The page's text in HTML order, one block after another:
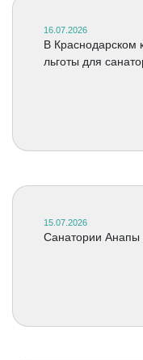
16.07.2026
В Краснодарском
льготы для
15.07.2026
Санатории Анапы